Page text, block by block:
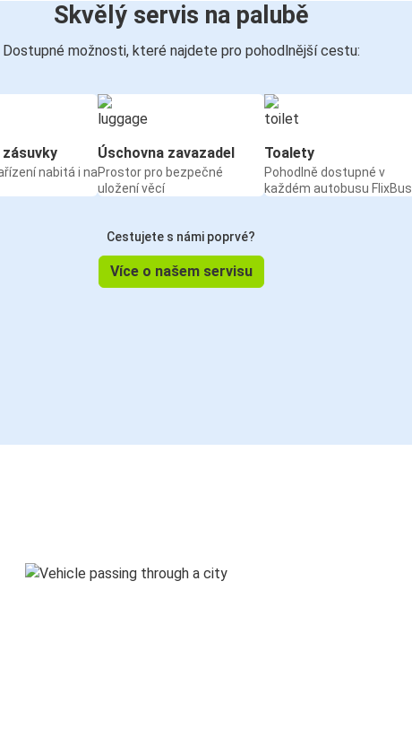
Skvělý servis na palubě
Dostupné možnosti, které najdete pro pohodlnější cestu:
nabitá i na
Úschovna zavazadel
Prostor pro bezpečné
uložení věcí
Toalety
Pohodlně dostupné v
každém autobusu FlixBus
Cestujete s námi poprvé?
Více o našem servisu